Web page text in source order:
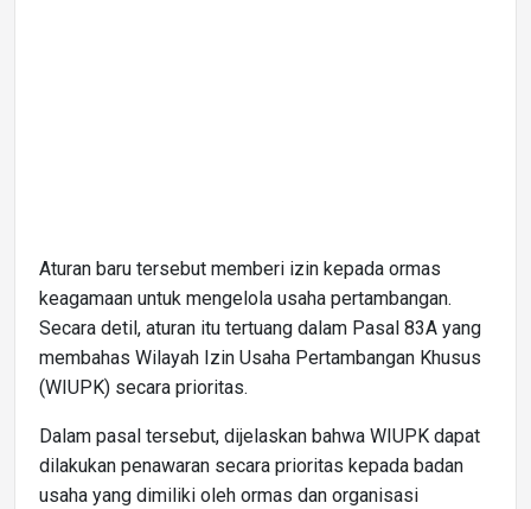
Aturan baru tersebut memberi izin kepada ormas
keagamaan untuk mengelola usaha pertambangan.
Secara detil, aturan itu tertuang dalam Pasal 83A yang
membahas Wilayah Izin Usaha Pertambangan Khusus
(WIUPK) secara prioritas.
Dalam pasal tersebut, dijelaskan bahwa WIUPK dapat
dilakukan penawaran secara prioritas kepada badan
usaha yang dimiliki oleh ormas dan organisasi